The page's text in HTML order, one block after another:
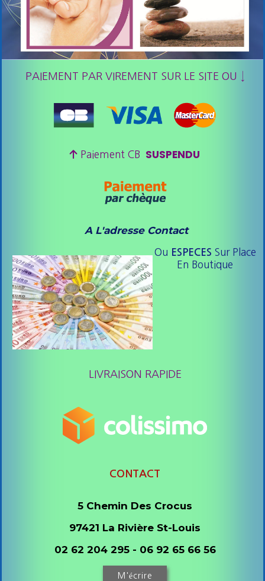
PAIEMENT PAR VIREMENT SUR LE SITE OU ↓
 Paiement CB SUSPENDU
A L'adresse Contact
Ou ESPECES Sur Place
En Boutique
LIVRAISON RAPIDE
CONTACT
5 Chemin Des Crocus
97421 La Rivière St-Louis
02 62 204 295 - 06 92 65 66 56
M'écrire